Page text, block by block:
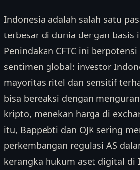
Indonesia adalah salah satu
terbesar di dunia dengan basis
Penindakan CFTC ini
sentimen global: investor
mayoritas ritel dan sensitif
bisa bereaksi dengan
kripto, menekan harga di
itu, Bappebti dan OJK sering
perkembangan regulasi AS
kerangka hukum aset digital di